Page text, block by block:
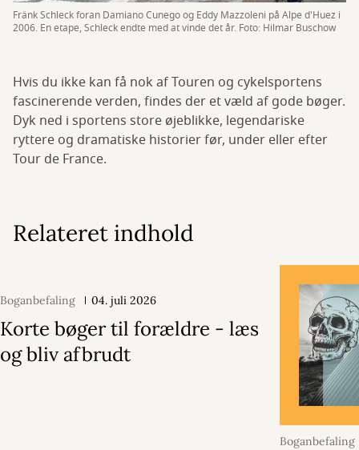
Fränk Schleck foran Damiano Cunego og Eddy Mazzoleni på Alpe d'Huez i
2006. En etape, Schleck endte med at vinde det år. Foto: Hilmar Buschow
Hvis du ikke kan få nok af Touren og cykelsportens
fascinerende verden, findes der et væld af gode bøger.
Dyk ned i sportens store øjeblikke, legendariske
ryttere og dramatiske historier før, under eller efter
Tour de France.
Relateret indhold
Boganbefaling 04. juli 2026
Korte bøger til forældre - læs
og bliv afbrudt
Boganbefaling